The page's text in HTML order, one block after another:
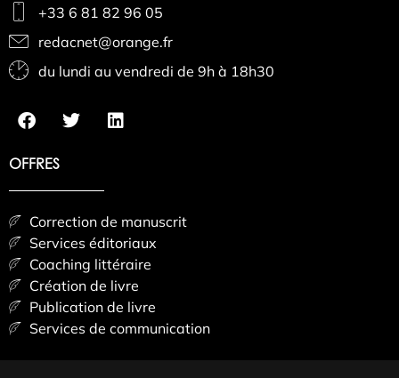
+33 6 81 82 96 05
redacnet@orange.fr
du lundi au vendredi de 9h à 18h30
OFFRES
Correction de manuscrit
Services éditoriaux
Coaching littéraire
Création de livre
Publication de livre
Services de communication